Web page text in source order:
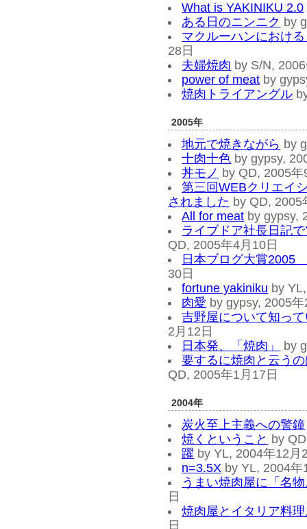
What is YAKINIKU 2.0
ある日のニンニク by
マクルーハンにおけ
28日
夫婦焼肉 by S/N,
power of meat by
焼肉トライアングル
2005年
地元で焼きながら by
十肉十色 by gypsy,
丼モノ by QD, 2005
第三回WEBクリエイ
されました by QD, 2005
All for meat by gypsy,
ライブドア社長日記
QD, 2005年4月10日
日本ブログ大賞2005
30日
fortune yakiniku by
肉愛 by gypsy, 2005
吉野屋について知っ
2月12日
日本発、「焼肉」
by
要するに焼肉と云う
QD, 2005年1月17日
2004年
炭火至上主義への警鐘
焼くということ by
躍 by YL, 2004年12月
n=3.5X by YL, 2004年
うまい焼肉屋に「名
日
焼肉屋とイタリア料
日